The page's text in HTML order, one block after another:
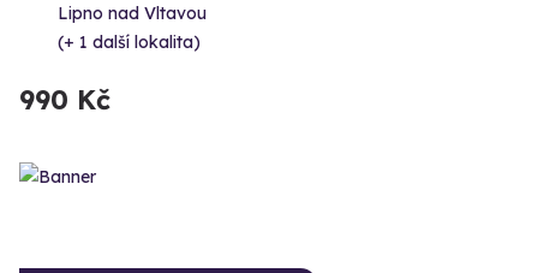
Lipno nad Vltavou
(+ 1 další lokalita)
990 Kč